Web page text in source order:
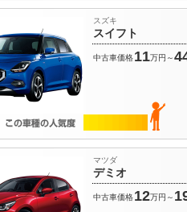
スイフト
スズキ
中古車価格11万円～
デミオ
マツダ
中古車価格12万円～